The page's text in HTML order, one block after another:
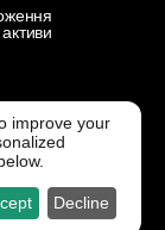
2026
improve your
Decline